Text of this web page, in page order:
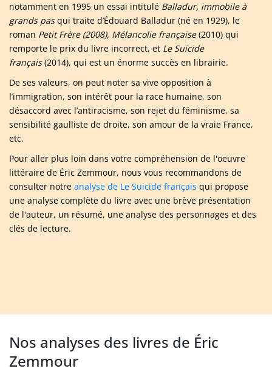
notamment en 1995 un essai intitulé Balladur, immobile à
grands pasqui traite d’Édouard Balladur (né en 1929), le
roman Petit Frère (2008), Mélancolie française(2010) qui
remporte le prix du livre incorrect, et Le Suicide
français(2014), qui est un énorme succès en librairie.
De ses valeurs, on peut noter sa vive opposition à
l’immigration, son intérêt pour la race humaine, son
désaccord avec l’antiracisme, son rejet du féminisme, sa
sensibilité gaulliste de droite, son amour de la vraie France,
etc.
Pour aller plus loin dans votre compréhension de l'oeuvre
littéraire de Éric Zemmour, nous vous recommandons de
consulter notre analyse de Le Suicide français qui propose
une analyse complète du livre avec une brève présentation
de l'auteur, un résumé, une analyse des personnages et des
clés de lecture.
Nos analyses des livres de Éric
Zemmour